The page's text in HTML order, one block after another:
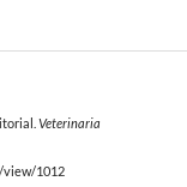
Veterinaria
view/1012